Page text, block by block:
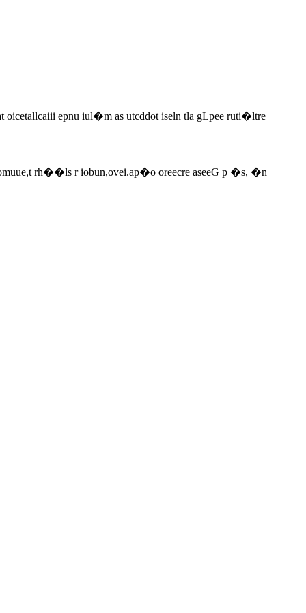
oicetallcaiii epnu iul�m as utcddot iseln tla gLpee ruti�ltre
rh��ls r iobun,ovei.ap�o oreecre aseeG p �s, �n